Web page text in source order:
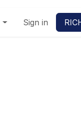
Sign in